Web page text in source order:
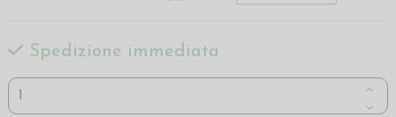
Spedizione immediata